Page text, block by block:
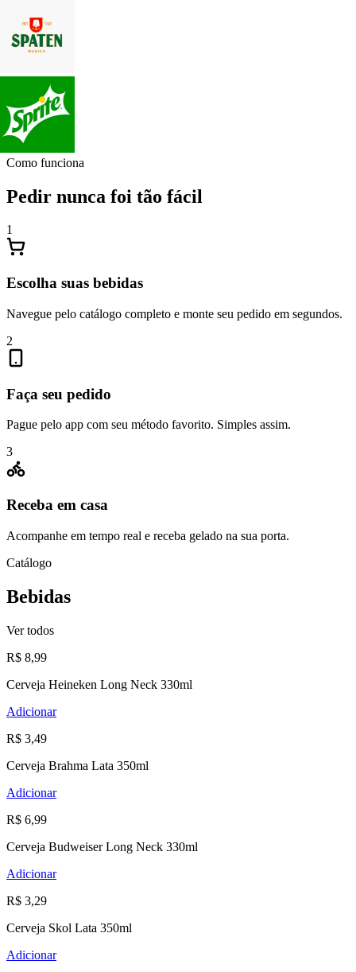
Como funciona
Pedir nunca foi tão fácil
1
Escolha suas bebidas
Navegue pelo catálogo completo e monte seu pedido em segundos.
2
Faça seu pedido
Pague pelo app com seu método favorito. Simples assim.
3
Receba em casa
Acompanhe em tempo real e receba gelado na sua porta.
Catálogo
Bebidas
Ver todos
R$ 8,99
Cerveja Heineken Long Neck 330ml
Adicionar
R$ 3,49
Cerveja Brahma Lata 350ml
Adicionar
R$ 6,99
Cerveja Budweiser Long Neck 330ml
Adicionar
R$ 3,29
Cerveja Skol Lata 350ml
Adicionar